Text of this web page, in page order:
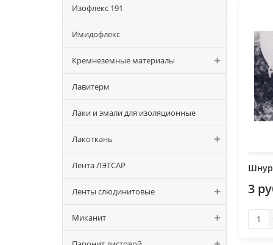
Изофлекс 191
Имидофлекс
Кремнеземные материалы
Лавитерм
Лаки и эмали для изоляционные
Лакоткань
Лента ЛЭТСАР
Ленты слюдинитовые
Миканит
3